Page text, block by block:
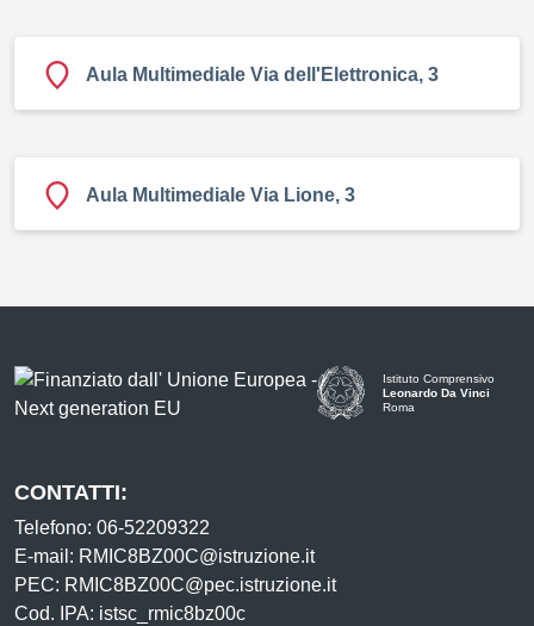
Aula Multimediale Via dell'Elettronica, 3
Aula Multimediale Via Lione, 3
Istituto Comprensivo
Leonardo Da Vinci
Roma
CONTATTI:
Telefono: 06-52209322
E-mail: RMIC8BZ00C@istruzione.it
PEC: RMIC8BZ00C@pec.istruzione.it
Cod. IPA: istsc_rmic8bz00c